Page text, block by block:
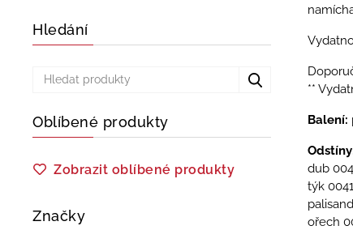
Hledání
Oblíbené produkty
Zobrazit oblíbené produkty
Značky
**
Balení:
dub
týk 0041
ořech